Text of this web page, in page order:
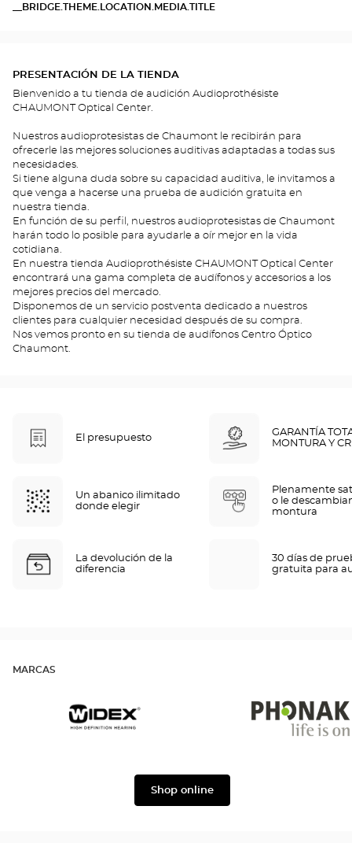
__BRIDGE.THEME.LOCATION.MEDIA.TITLE
PRESENTACIÓN DE LA TIENDA
Bienvenido a tu tienda de audición Audioprothésiste
CHAUMONT Optical Center.
Nuestros audioprotesistas de Chaumont le recibirán para
ofrecerle las mejores soluciones auditivas adaptadas a todas sus
necesidades.
Si tiene alguna duda sobre su capacidad auditiva, le invitamos a
que venga a hacerse una prueba de audición gratuita en
nuestra tienda.
En función de su perfil, nuestros audioprotesistas de Chaumont
harán todo lo posible para ayudarle a oír mejor en la vida
cotidiana.
En nuestra tienda Audioprothésiste CHAUMONT Optical Center
encontrará una gama completa de audífonos y accesorios a los
mejores precios del mercado.
Disponemos de un servicio postventa dedicado a nuestros
clientes para cualquier necesidad después de su compra.
Nos vemos pronto en su tienda de audífonos Centro Óptico
Chaumont.
El presupuesto
GARANTÍA
MONTURA Y
Un abanico ilimitado
donde elegir
Plenamente
o le
montura
La devolución de la
diferencia
30 días de
gratuita para
MARCAS
Shop online